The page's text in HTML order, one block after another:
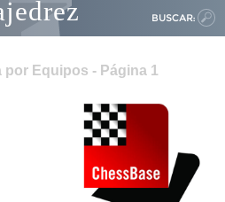
BUSCAR:
Equipos - Página 1